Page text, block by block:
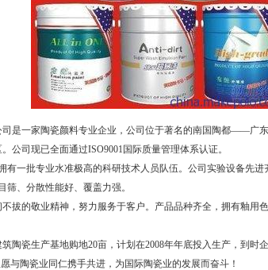
是一家陶瓷颜料专业企业，公司位于著名的南国陶都——广
公司现已全面通过ISO9001国际质量管理体系认证。
一批专业水准极高的科研技术人员队伍。公司实验设备先进
筛、分散性能好、覆盖力强。
拔的敬业精神，努力服务于客户。产品品种齐全，拥有釉用
瓷生产基地购地20亩，计划在2008年年底投入生产，到
与陶瓷业同仁携手共进，为国际陶瓷业的发展而奋斗！